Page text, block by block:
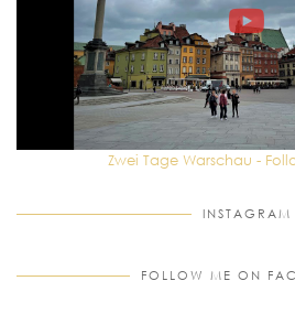
Zwei Tage Warschau -
INSTAGRAM
FOLLOW ME ON